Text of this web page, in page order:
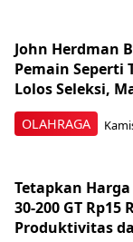
OLAHRAGA
John Herdman
Pemain Seperti
Lolos Seleksi,
Tetapkan
30-200 GT Rp15
Produktivitas